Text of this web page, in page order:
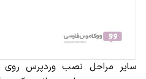
سایر مراحل نصب وردپرس